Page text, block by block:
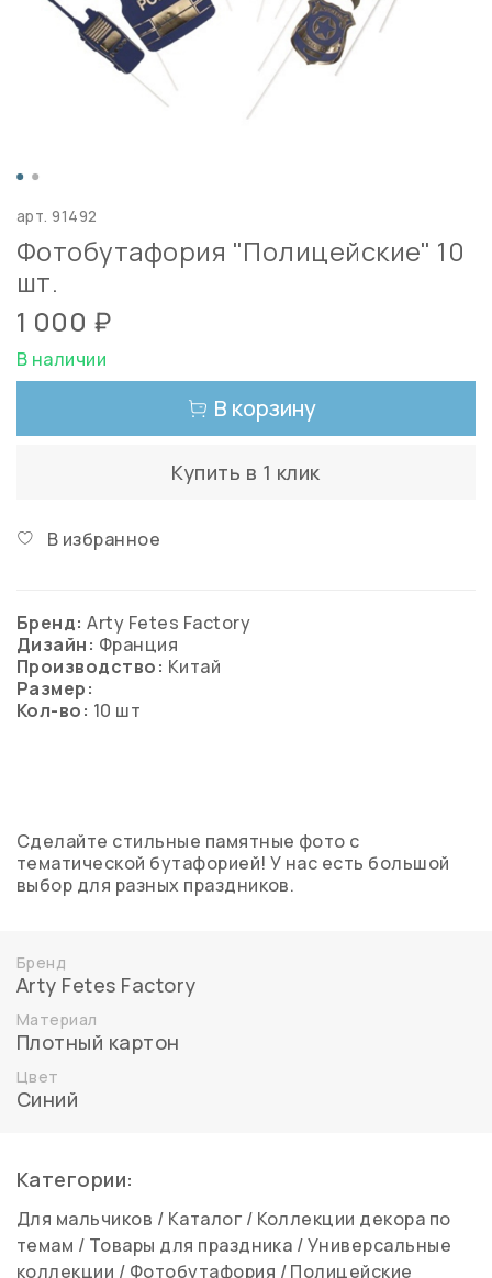
арт.91492
Фотобутафория "Полицейские" 10
шт.
1 000 ₽
В наличии
В корзину
Купить в 1 клик
В избранное
Бренд: Arty Fetes Factory
Дизайн: Франция
Производство: Китай
Размер:
Кол-во: 10 шт
Сделайте стильные памятные фото с
тематической бутафорией! У нас есть большой
выбор для разных праздников.
Бренд
Arty Fetes Factory
Материал
Плотный картон
Цвет
Синий
Категории:
Для мальчиков / Каталог / Коллекции декора по
темам / Товары для праздника /Универсальные
коллекции / Фотобутафория /Полицейские